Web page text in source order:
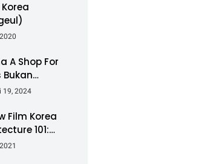
A Shop For
Bukan
19, 2024
Film Korea
101:
Cinta